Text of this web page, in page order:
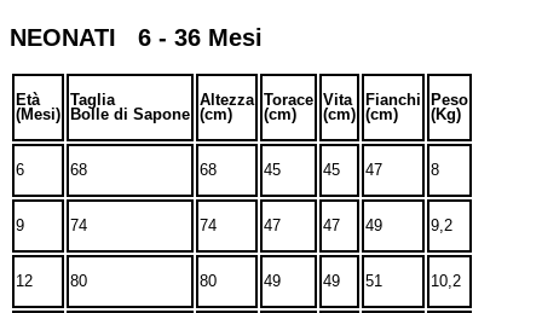
NEONATI 6 - 36 Mesi
Età
(Mesi)
Taglia
Bolle di Sapone
Altezza
(cm)
Torace
(cm)
Vita
(cm)
Fianchi
(cm)
Peso
(Kg)
6 68 68 45 45 47 8
9 74 74 47 47 49 9,2
12 80 80 49 49 51 10,2